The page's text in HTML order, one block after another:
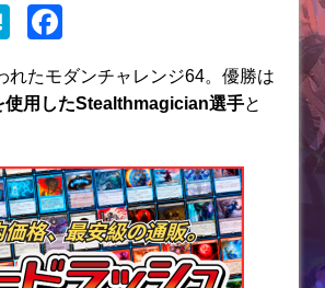
H
e
a
c
b
o
o
k
れたモダンチャレンジ64。優勝は
使用したStealthmagician選手と